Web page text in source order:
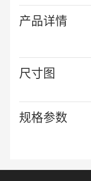
产品详情
尺寸图
规格参数